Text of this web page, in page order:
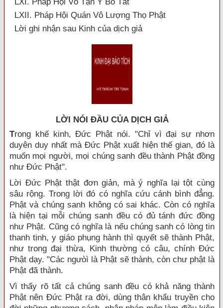
LXII. Pháp Hội Quán Vô Lượng Thọ Phật
Lời ghi nhận sau Kinh của dịch giả
LỜI NÓI ÐẦU CỦA DỊCH GIẢ
Trong khế kinh, Đức Phật nói. "Chỉ vì đại sự nhơn
duyên duy nhất mà Đức Phật xuất hiện thế gian, đó là
muốn mọi người, mọi chúng sanh đều thành Phật đồng
như Đức Phật".
Lời Đức Phật thật đơn giản, mà ý nghĩa lại tột cùng
sâu rộng. Trong lời đó có nghĩa cứu cánh bình đẳng.
Phật và chúng sanh không có sai khác. Còn có nghĩa
là hiện tại mỗi chúng sanh đều có đủ tánh đức đồng
như Phật. Cũng có nghĩa là nếu chúng sanh có lòng tin
thanh tịnh, y giáo phụng hành thì quyết sẽ thành Phật,
như trong đại thừa, Kinh thường có câu, chính Đức
Phật dạy. "Các ngưòì là Phật sẽ thành, còn chư phật là
Phật đã thành.
Vì thấy rõ tất cả chúng sanh đều có khả năng thành
Phật nên Đức Phật ra đời, dùng thân khẩu truyền cho